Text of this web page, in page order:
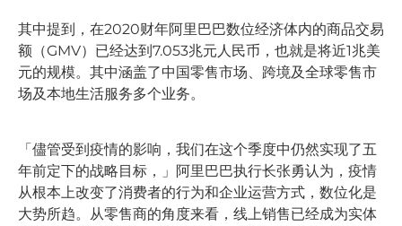
其中提到，在2020财年阿里巴巴数位经济体内的商品交易
额（GMV）已经达到7.053兆元人民币，也就是将近1兆美
元的规模。其中涵盖了中国零售市场、跨境及全球零售市
场及本地生活服务多个业务。
「儘管受到疫情的影响，我们在这个季度中仍然实现了五
年前定下的战略目标，」阿里巴巴执行长张勇认为，疫情
从根本上改变了消费者的行为和企业运营方式，数位化是
大势所趋。从零售商的角度来看，线上销售已经成为实体